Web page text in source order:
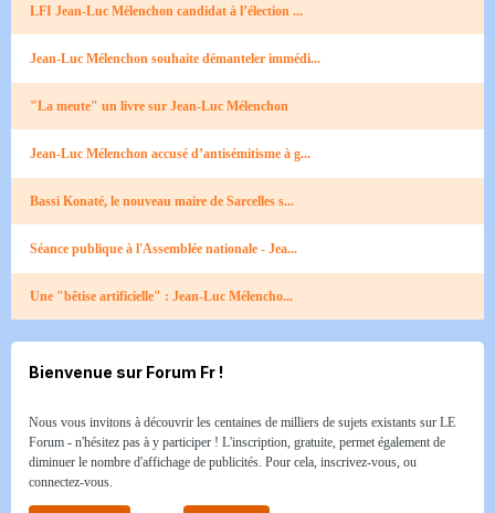
LFI Jean-Luc Mélenchon candidat à l’élection ...
Jean-Luc Mélenchon souhaite démanteler immédi...
"La meute" un livre sur Jean-Luc Mélenchon
Jean-Luc Mélenchon accusé d’antisémitisme à g...
Bassi Konaté, le nouveau maire de Sarcelles s...
Séance publique à l'Assemblée nationale - Jea...
Une "bêtise artificielle" : Jean-Luc Mélencho...
Bienvenue sur Forum Fr !
Nous vous invitons à découvrir les centaines de milliers de sujets existants sur LE
Forum - n'hésitez pas à y participer ! L'inscription, gratuite, permet également de
diminuer le nombre d'affichage de publicités. Pour cela, inscrivez-vous, ou
connectez-vous.